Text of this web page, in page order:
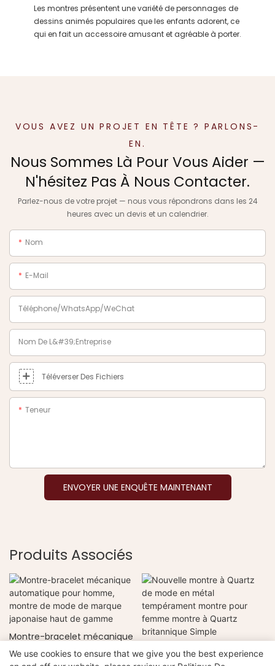
Les montres présentent une variété de personnages de
dessins animés populaires que les enfants adorent, ce
qui en fait un accessoire amusant et agréable à porter.
VOUS AVEZ UN PROJET EN TÊTE ? PARLONS-
EN.
Nous Sommes Là Pour Vous Aider —
N'hésitez Pas À Nous Contacter.
Parlez-nous de votre projet — nous vous répondrons dans les 24
heures avec un devis et un calendrier.
Nom
E-Mail
Téléphone/WhatsApp/WeChat
Nom De L&#39;entreprise
Téléverser Des Fichiers
Teneur
ENVOYER UNE ENQUÊTE MAINTENANT
Produits Associés
Montre-bracelet mécanique
automatique pour homme,
montre de mode de
Nouvelle montre à Quartz
de mode en métal
We use cookies to ensure that we give you the best experience